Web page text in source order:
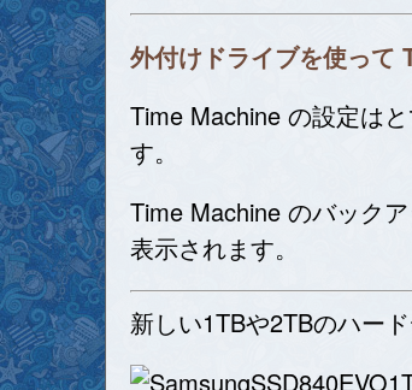
外付けドライブを使って
Time Machine の設定は
す。
Time Machine のバック
表示されます。
新しい1TBや2TBのハー